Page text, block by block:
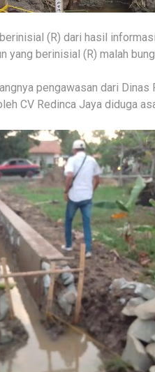
(R) dari hasil
yang berinisial (R) malah
pengawasan dari Dinas
CV Redinca Jaya diduga